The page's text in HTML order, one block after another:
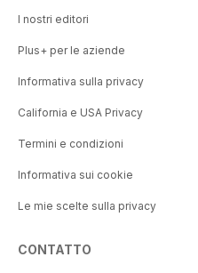
I nostri editori
Plus+ per le aziende
Informativa sulla privacy
California e USA Privacy
Termini e condizioni
Informativa sui cookie
Le mie scelte sulla privacy
CONTATTO